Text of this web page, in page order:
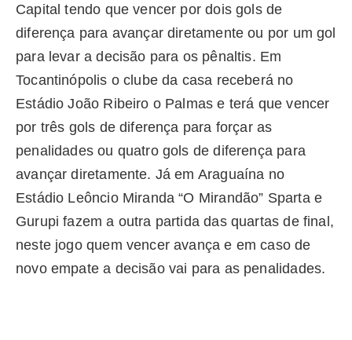
Capital tendo que vencer por dois gols de
diferença para avançar diretamente ou por um gol
para levar a decisão para os pênaltis. Em
Tocantinópolis o clube da casa receberá no
Estádio João Ribeiro o Palmas e terá que vencer
por três gols de diferença para forçar as
penalidades ou quatro gols de diferença para
avançar diretamente. Já em Araguaína no
Estádio Leôncio Miranda “O Mirandão” Sparta e
Gurupi fazem a outra partida das quartas de final,
neste jogo quem vencer avança e em caso de
novo empate a decisão vai para as penalidades.